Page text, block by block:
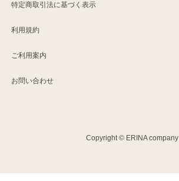
特定商取引法に基づく表示
利用規約
ご利用案内
お問い合わせ
Copyright © ERINA company